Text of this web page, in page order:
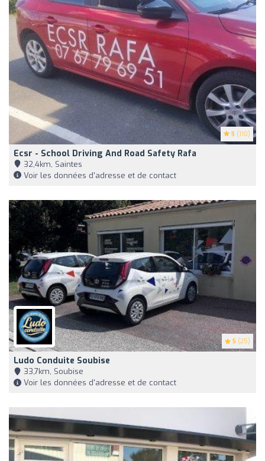
5 (110)
Ecsr - School Driving And Road Safety Rafa
32,4km, Saintes
Voir les données d'adresse et de contact
5 (25)
Ludo Conduite Soubise
33,7km, Soubise
Voir les données d'adresse et de contact